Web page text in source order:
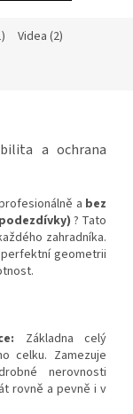
Videa (2)
a ochrana
a bez
? Tato
zahradníka.
geometrii
Základna celý
celku. Zamezuje
nerovnosti
rovně a pevně i v